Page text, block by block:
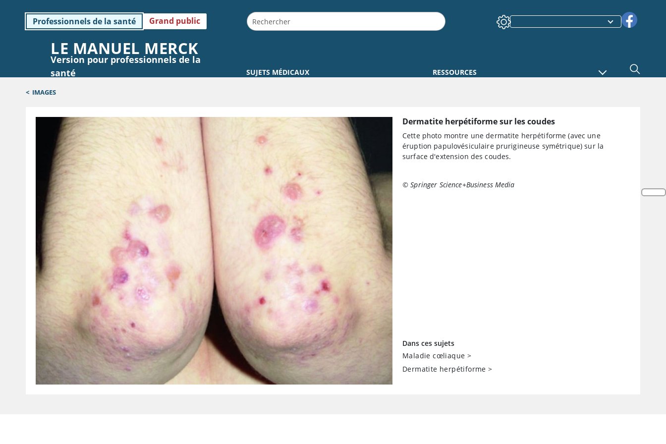
Professionnels de la santé Grand public
LE MANUEL MERCK
Version pour professionnels de la
santé
SUJETS MÉDICAUX RESSOURCES
< IMAGES
Dermatite herpétiforme sur les coudes
Cette photo montre une dermatite herpétiforme (avec une
éruption papulovésiculaire prurigineuse symétrique) sur la
surface d'extension des coudes.
© Springer Science+Business Media
Dans ces sujets
Maladie cœliaque >
Dermatite herpétiforme >